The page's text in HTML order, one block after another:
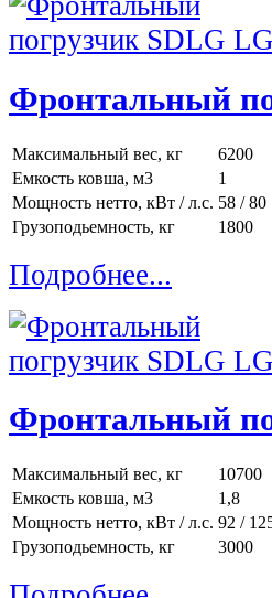
Фронтальный
Максимальный вес, кг
6200
Емкость ковша, м3
1
Мощность нетто, кВт / л.с. 58 / 80
Грузоподьемность, кг
1800
Подробнее...
Фронтальный
Максимальный вес, кг
10700
Емкость ковша, м3
1,8
Мощность нетто, кВт / л.с. 92 /
Грузоподьемность, кг
3000